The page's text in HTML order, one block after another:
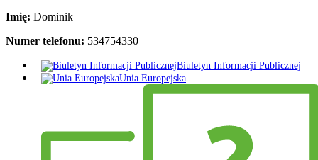
Imię: Dominik
Numer telefonu: 534754330
Biuletyn Informacji Publicznej
Unia Europejska